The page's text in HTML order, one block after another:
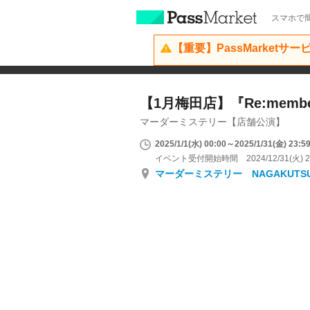
スマホで
【重要】PassMarketサー
【1月梅田店】『
マーダーミステリー【店舗公演】
2025/1/1(水) 00:00～2025/1/31(金) 23:59
イベント受付開始時間 2024/12/31(火)
マーダーミステリー